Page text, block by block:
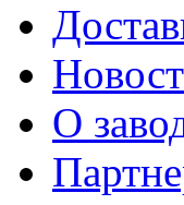
О